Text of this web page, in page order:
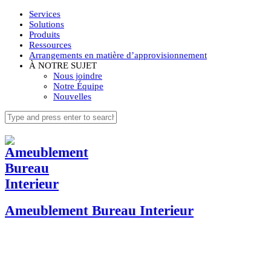
Services
Solutions
Produits
Ressources
Arrangements en matière d’approvisionnement
À NOTRE SUJET
Nous joindre
Notre Équipe
Nouvelles
Ameublement Bureau Interieur